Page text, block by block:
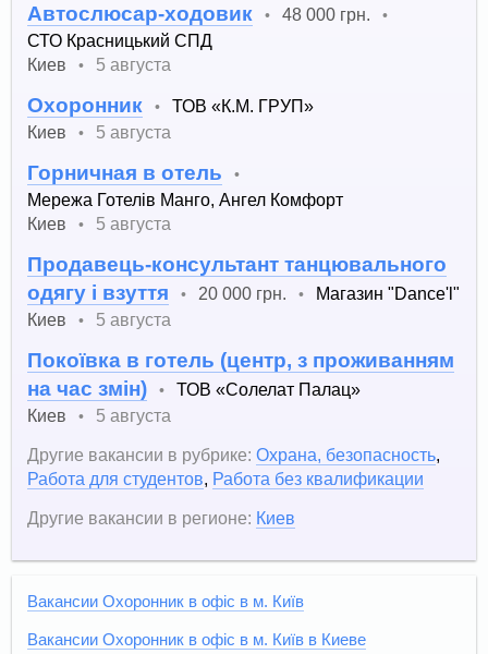
Автослюсар-ходовик • 48 000 грн. •
СТО Красницький СПД
Киев
• 5 августа
Охоронник •
ТОВ «К.М. ГРУП»
Киев
• 5 августа
Горничная в отель •
Мережа Готелів Манго, Ангел Комфорт
Киев
• 5 августа
Продавець-консультант танцювального
одягу і взуття
• 20 000 грн. •
Магазин "Dance'l"
Киев
• 5 августа
Покоївка в готель (центр, з проживанням
на час змін)
•
ТОВ «Солелат Палац»
Киев
•
5 августа
Другие вакансии в рубрике: Охрана, безопасность,
Работа для студентов, Работа без квалификации
Другие вакансии в регионе: Киев
Вакансии Охоронник в офіс в м. Київ
Вакансии Охоронник в офіс в м. Київ в Киеве